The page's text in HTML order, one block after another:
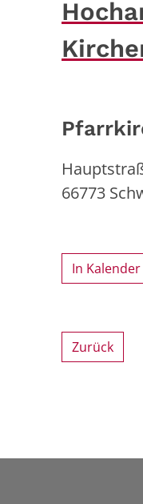
66773
In
Zurück